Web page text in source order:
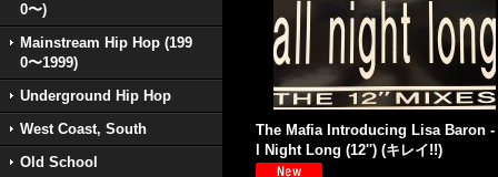
0〜)
Mainstream Hip Hop (199
0〜1999)
Underground Hip Hop
West Coast, South
Old School
The Mafia Introducing Lisa Baron
l Night Long (12'') (キレイ!!)